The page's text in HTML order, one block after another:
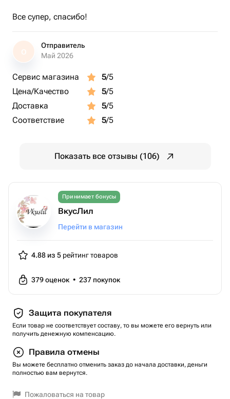
Все супер, спасибо!
О
Отправитель
Май 2026
Сервис магазина 5/5
Цена/Качество
5/5
Доставка
5/5
Соответствие
5/5
Показать все отзывы (106)
Принимает бонусы
ВкусЛил
Перейти в магазин
4.88 из 5 рейтинг товаров
379оценок • 237 покупок
Защита покупателя
Если товар не соответствует составу, то вы можете его вернуть или
получить денежную компенсацию.
Правила отмены
Вы можете бесплатно отменить заказ до начала доставки, деньги
полностью вам вернутся.
Пожаловаться на товар